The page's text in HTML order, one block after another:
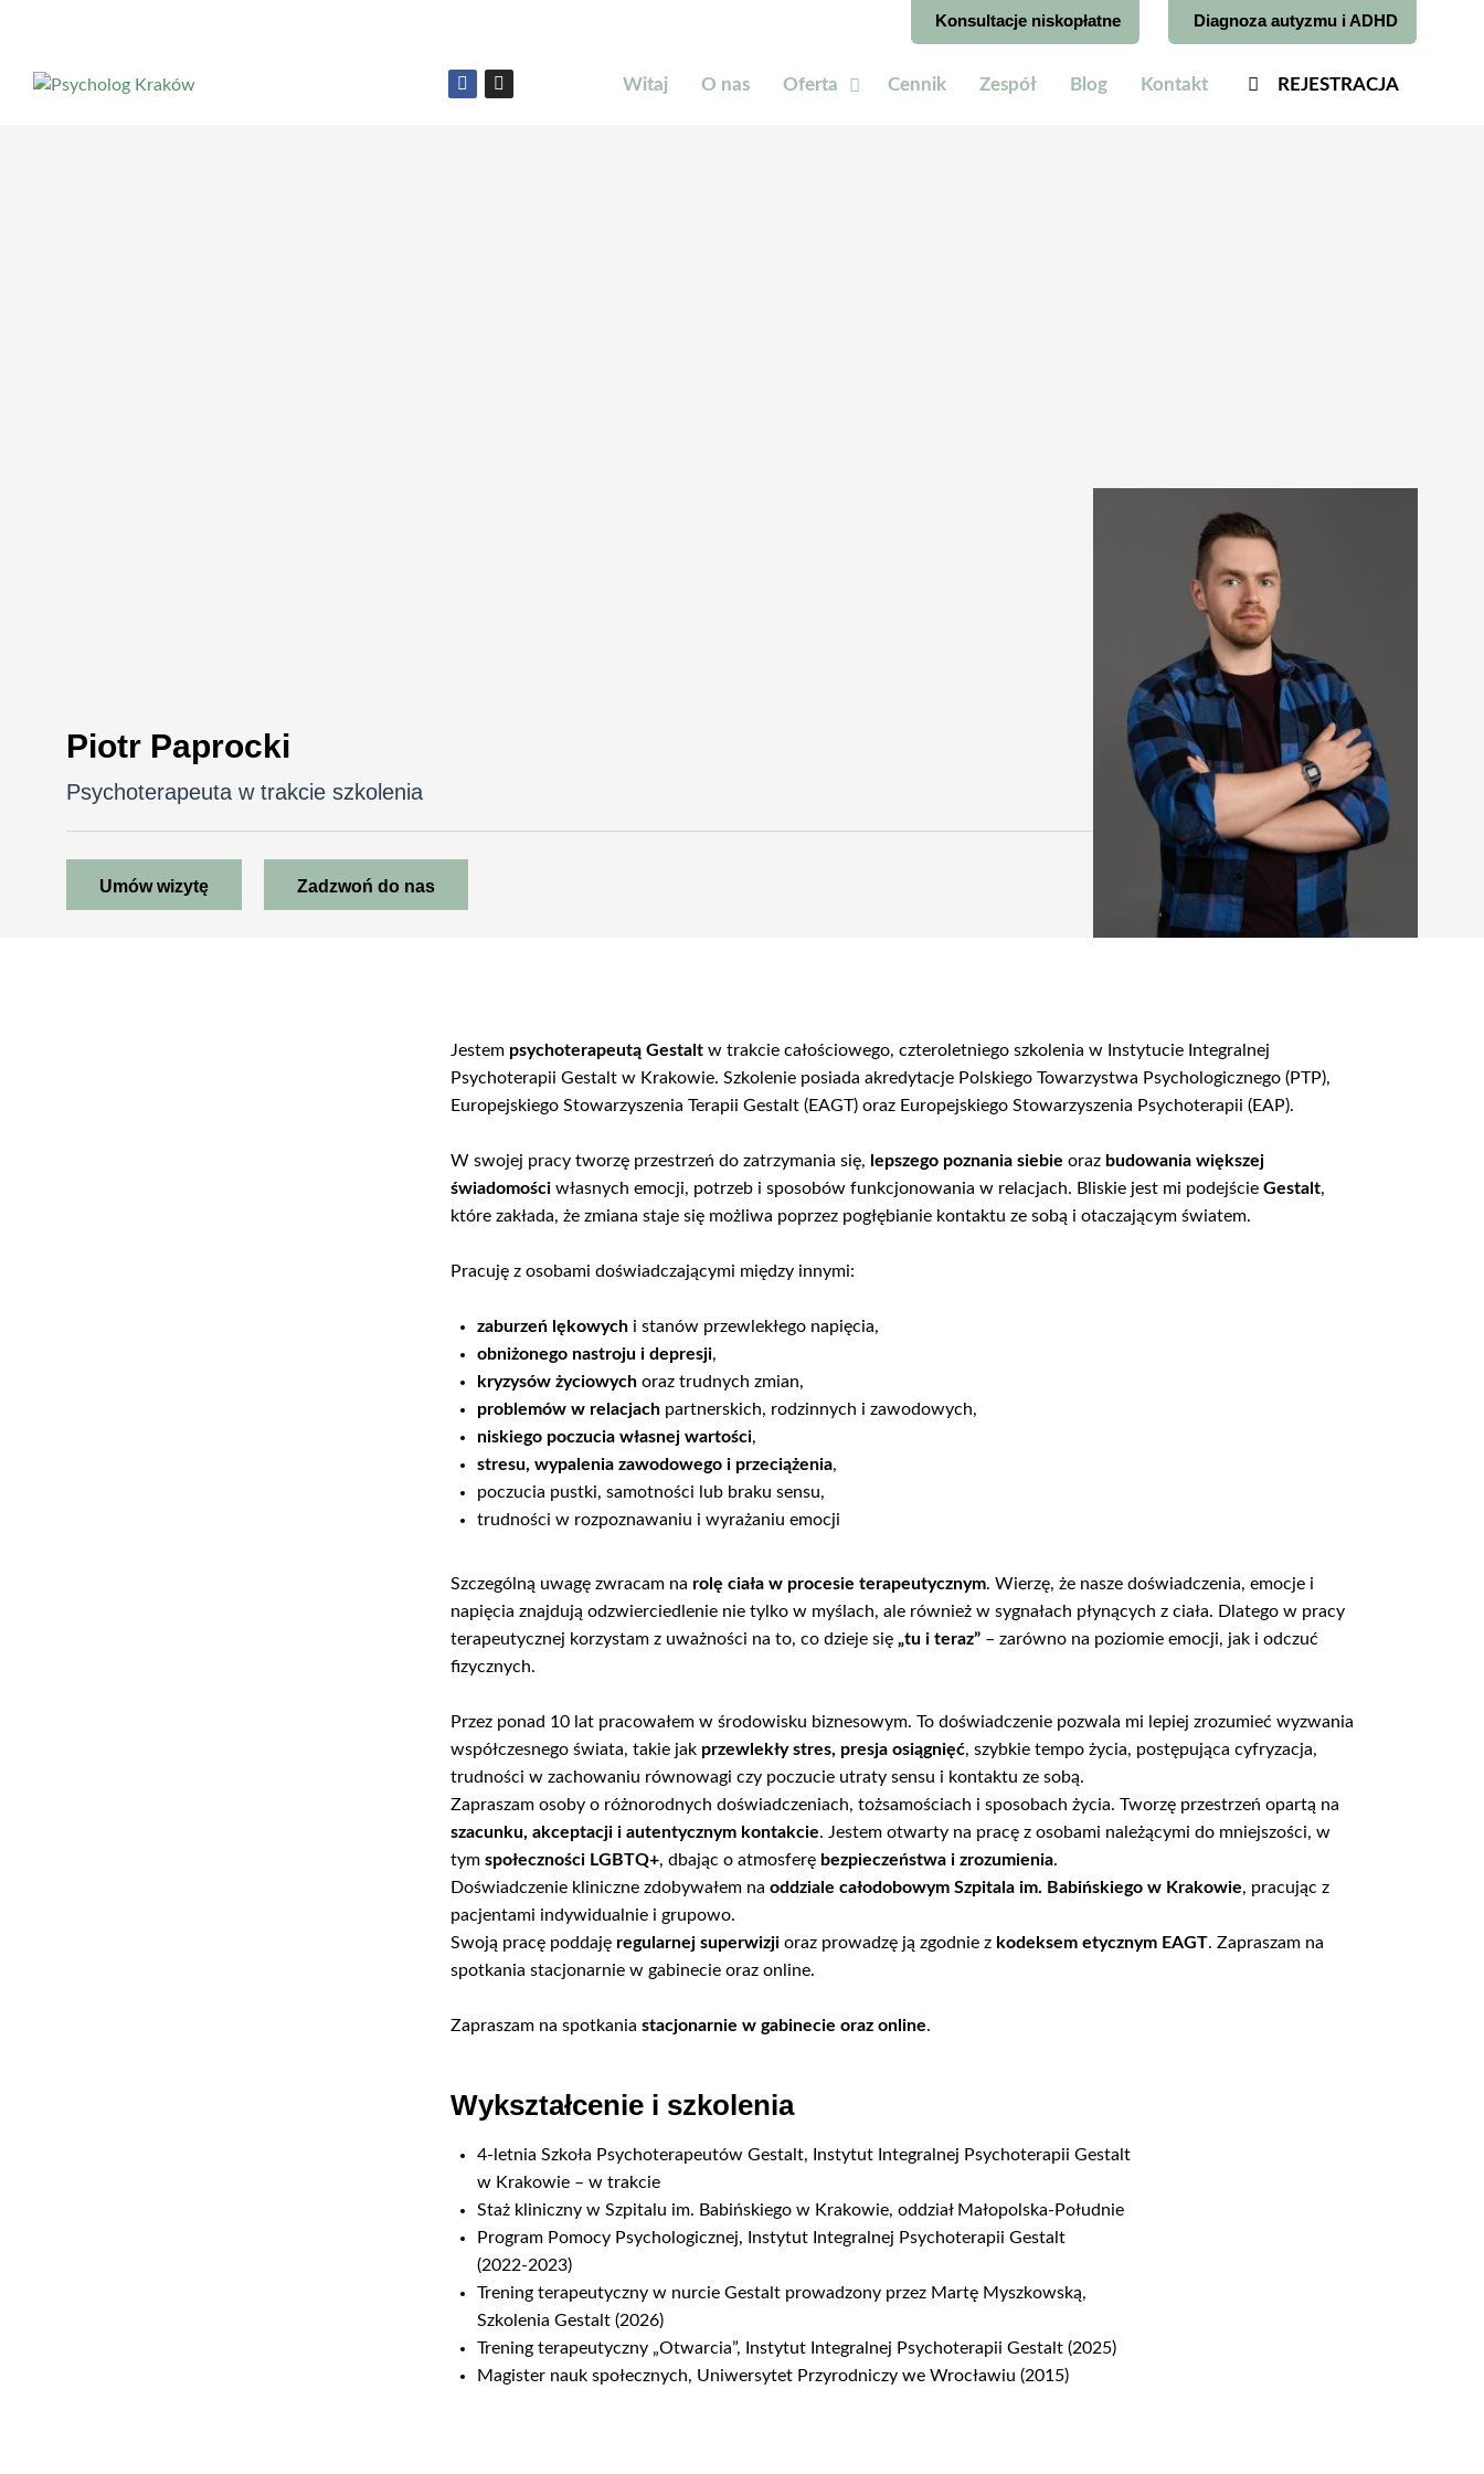
Konsultacje niskopłatne Diagnoza autyzmu i ADHD
Witaj O nas Oferta Cennik Zespół Blog Kontakt REJESTRACJA
Piotr Paprocki
Psychoterapeuta w trakcie szkolenia
Umów wizytę Zadzwoń do nas
Jestem psychoterapeutą Gestalt w trakcie całościowego, czteroletniego szkolenia w Instytucie Integralnej
Psychoterapii Gestalt w Krakowie. Szkolenie posiada akredytacje Polskiego Towarzystwa Psychologicznego (PTP),
Europejskiego Stowarzyszenia Terapii Gestalt (EAGT) oraz Europejskiego Stowarzyszenia Psychoterapii (EAP).
W swojej pracy tworzę przestrzeń do zatrzymania się, lepszego poznania siebie oraz budowania większej
świadomości własnych emocji, potrzeb i sposobów funkcjonowania w relacjach. Bliskie jest mi podejście Gestalt,
które zakłada, że zmiana staje się możliwa poprzez pogłębianie kontaktu ze sobą i otaczającym światem.
Pracuję z osobami doświadczającymi między innymi:
zaburzeń lękowych i stanów przewlekłego napięcia,
obniżonego nastroju i depresji,
kryzysów życiowych oraz trudnych zmian,
problemów w relacjach partnerskich, rodzinnych i zawodowych,
niskiego poczucia własnej wartości,
stresu, wypalenia zawodowego i przeciążenia,
poczucia pustki, samotności lub braku sensu,
trudności w rozpoznawaniu i wyrażaniu emocji
Szczególną uwagę zwracam na rolę ciała w procesie terapeutycznym. Wierzę, że nasze doświadczenia, emocje i
napięcia znajdują odzwierciedlenie nie tylko w myślach, ale również w sygnałach płynących z ciała. Dlatego w pracy
terapeutycznej korzystam z uważności na to, co dzieje się „tu i teraz” – zarówno na poziomie emocji, jak i odczuć
fizycznych.
Przez ponad 10 lat pracowałem w środowisku biznesowym. To doświadczenie pozwala mi lepiej zrozumieć wyzwania
współczesnego świata, takie jak przewlekły stres, presja osiągnięć, szybkie tempo życia, postępująca cyfryzacja,
trudności w zachowaniu równowagi czy poczucie utraty sensu i kontaktu ze sobą.
Zapraszam osoby o różnorodnych doświadczeniach, tożsamościach i sposobach życia. Tworzę przestrzeń opartą na
szacunku, akceptacji i autentycznym kontakcie. Jestem otwarty na pracę z osobami należącymi do mniejszości, w
tym społeczności LGBTQ+, dbając o atmosferę bezpieczeństwa i zrozumienia.
Doświadczenie kliniczne zdobywałem na oddziale całodobowym Szpitala im. Babińskiego w Krakowie, pracując z
pacjentami indywidualnie i grupowo.
Swoją pracę poddaję regularnej superwizji oraz prowadzę ją zgodnie z kodeksem etycznym EAGT. Zapraszam na
spotkania stacjonarnie w gabinecie oraz online.
Zapraszam na spotkania stacjonarnie w gabinecie oraz online.
Wykształcenie i szkolenia
4-letnia Szkoła Psychoterapeutów Gestalt, Instytut Integralnej Psychoterapii Gestalt
w Krakowie – w trakcie
Staż kliniczny w Szpitalu im. Babińskiego w Krakowie, oddział Małopolska-Południe
Program Pomocy Psychologicznej, Instytut Integralnej Psychoterapii Gestalt
(2022-2023)
Trening terapeutyczny w nurcie Gestalt prowadzony przez Martę Myszkowską,
Szkolenia Gestalt (2026)
Trening terapeutyczny „Otwarcia”, Instytut Integralnej Psychoterapii Gestalt (2025)
Magister nauk społecznych, Uniwersytet Przyrodniczy we Wrocławiu (2015)